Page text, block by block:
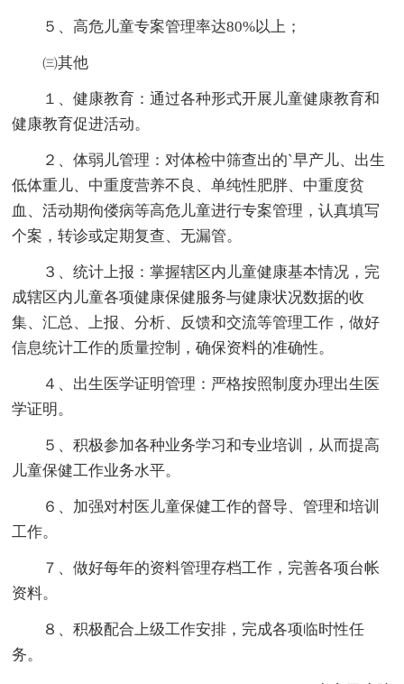
５、高危儿童专案管理率达80%以上；
㈢其他
１、健康教育：通过各种形式开展儿童健康教育和
健康教育促进活动。
２、体弱儿管理：对体检中筛查出的`早产儿、出生
低体重儿、中重度营养不良、单纯性肥胖、中重度贫
血、活动期佝偻病等高危儿童进行专案管理，认真填写
个案，转诊或定期复查、无漏管。
３、统计上报：掌握辖区内儿童健康基本情况，完
成辖区内儿童各项健康保健服务与健康状况数据的收
集、汇总、上报、分析、反馈和交流等管理工作，做好
信息统计工作的质量控制，确保资料的准确性。
４、出生医学证明管理：严格按照制度办理出生医
学证明。
５、积极参加各种业务学习和专业培训，从而提高
儿童保健工作业务水平。
６、加强对村医儿童保健工作的督导、管理和培训
工作。
７、做好每年的资料管理存档工作，完善各项台帐
资料。
８、积极配合上级工作安排，完成各项临时性任
务。